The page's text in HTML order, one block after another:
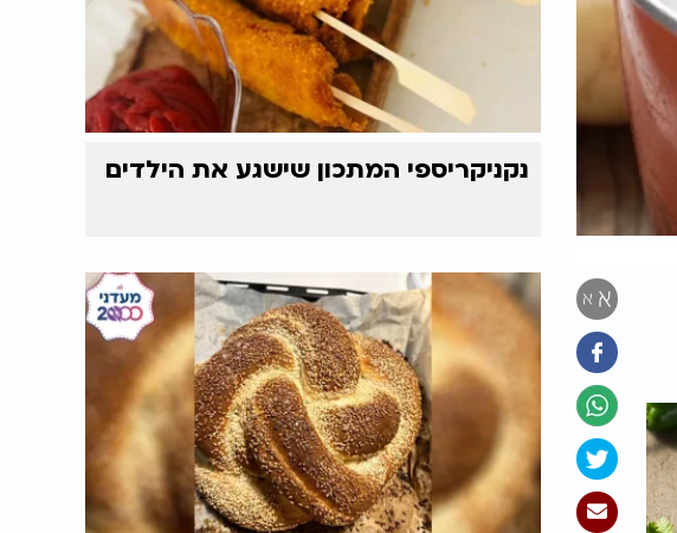
א א
נקניקריספי המתכון שישגע את הילדים